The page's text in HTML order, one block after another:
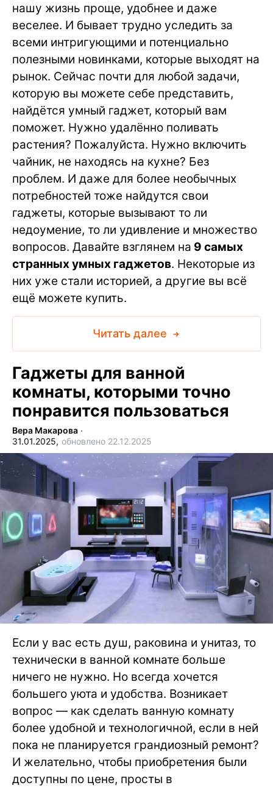
нашу жизнь проще, удобнее и даже
веселее. И бывает трудно уследить за
всеми интригующими и потенциально
полезными новинками, которые выходят на
рынок. Сейчас почти для любой задачи,
которую вы можете себе представить,
найдётся умный гаджет, который вам
поможет. Нужно удалённо поливать
растения? Пожалуйста. Нужно включить
чайник, не находясь на кухне? Без
проблем. И даже для более необычных
потребностей тоже найдутся свои
гаджеты, которые вызывают то ли
недоумение, то ли удивление и множество
вопросов. Давайте взглянем на 9 самых
странных умных гаджетов. Некоторые из
них уже стали историей, а другие вы всё
ещё можете купить.
Читать далее
Гаджеты для ванной
комнаты, которыми точно
понравится пользоваться
Вера Макарова ∙
31.01.2025, обновлено 22.12.2025
Если у вас есть душ, раковина и унитаз, то
технически в ванной комнате больше
ничего не нужно. Но всегда хочется
большего уюта и удобства. Возникает
вопрос — как сделать ванную комнату
более удобной и технологичной, если в ней
пока не планируется грандиозный ремонт?
И желательно, чтобы приобретения были
доступны по цене, просты в